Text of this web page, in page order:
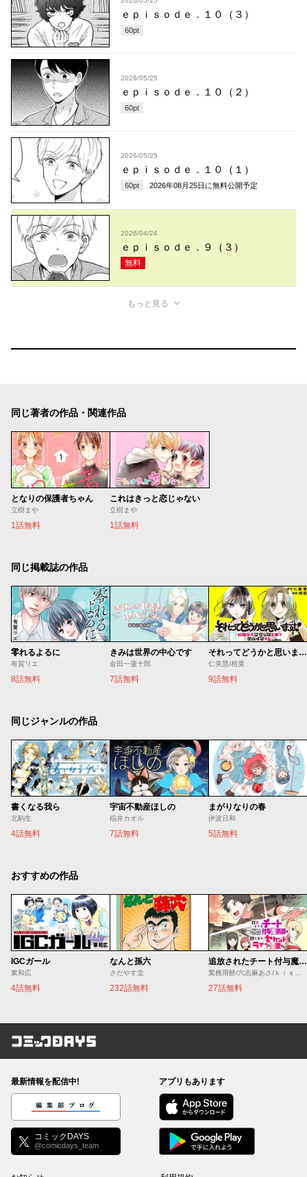
ｅｐｉｓｏｄｅ．１０（３）
60pt
2026/05/25
ｅｐｉｓｏｄｅ．１０（２）
60pt
2026/05/25
ｅｐｉｓｏｄｅ．１０（１）
60pt 2026年08月25日 に無料公開予定
2026/04/24
ｅｐｉｓｏｄｅ．９（３）
無料
もっと見る
同じ著者の作品・関連作品
となりの保護者ちゃん
立樹まや
1話無料
これはきっと恋じゃない
立樹まや
1話無料
同じ掲載誌の作品
零れるよるに
有賀リエ
8話無料
きみは世界の中心です
金田一蓮十郎
7話無料
それってどうかと思います！～転職女子、ブラック企業でサバイブする。～
仁美慧/柑菜
9話無料
同じジャンルの作品
書くなる我ら
北駒生
4話無料
宇宙不動産ほしの
稲井カオル
7話無料
まがりなりの春
伊波日和
5話無料
おすすめの作品
IGCガール
東和広
4話無料
なんと孫六
さだやす圭
232話無料
追放されたチート付与魔術師は気ままなセカンドライフを謳歌する。 ～俺は武器だけじゃなく、あらゆるものに『強化ポイント』を付与できるし、俺の意思でいつでも効果を解除できるけど、残った人たち大丈夫？～
27話無料
コミックDAYS
最新情報を配信中!
編集部ブログ
コミックDAYS
@comicdays_team
アプリもあります